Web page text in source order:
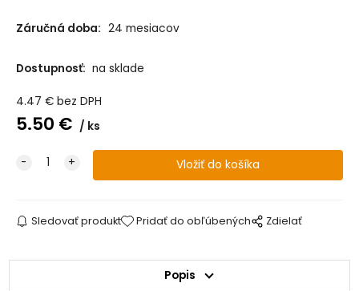
Záručná doba: 24 mesiacov
Dostupnosť: na sklade
4.47 € bez DPH
5.50 € ks
Sledovať produkt Pridať do obľúbených Zdielať
Popis